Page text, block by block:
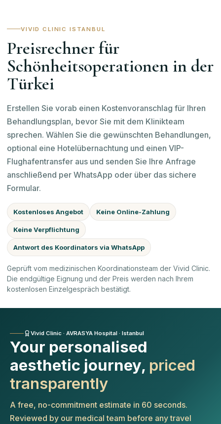
VIVID CLINIC ISTANBUL
Preisrechner für
Schönheitsoperationen in der
Türkei
Erstellen Sie vorab einen Kostenvoranschlag für Ihren
Behandlungsplan, bevor Sie mit dem Klinikteam
sprechen. Wählen Sie die gewünschten Behandlungen,
optional eine Hotelübernachtung und einen VIP-
Flughafentransfer aus und senden Sie Ihre Anfrage
anschließend per WhatsApp oder über das sichere
Formular.
Kostenloses Angebot Keine Online-Zahlung
Keine Verpflichtung
Antwort des Koordinators via WhatsApp
Geprüft vom medizinischen Koordinationsteam der Vivid Clinic.
Die endgültige Eignung und der Preis werden nach Ihrem
kostenlosen Einzelgespräch bestätigt.
Vivid Clinic · AVRASYA Hospital · Istanbul
Your personalised
aesthetic journey, priced
transparently
A free, no-commitment estimate in 60 seconds.
Reviewed by our medical team before any travel